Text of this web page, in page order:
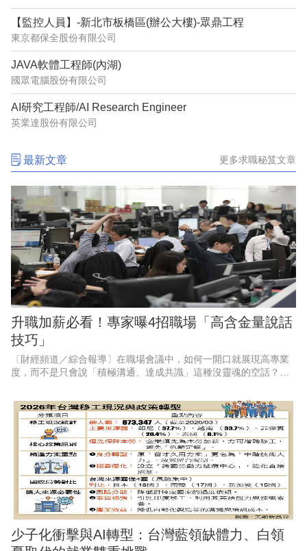
【監控人員】-新北市板橋區(辦公大樓)-眾鼎工程
東京都保全股份有限公司
JAVA軟體工程師(內湖)
國眾電腦股份有限公司
AI研究工程師/AI Research Engineer
英業達股份有限公司
最新文章 更多求職秘笈文章
升職加薪必看！專家曝4招職場「高含金量說話
技巧」
〔財經頻道／綜合報導〕在職場會議中，如何一開口就展現高專業
度，而不是只會說「積極溝通、達成共識」這種沒靈魂的空話？專
少子化衝擊與AI轉型：台灣藍領缺體力、白領